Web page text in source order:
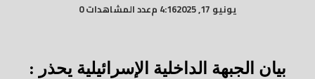
يونيو 17, 2025 4:16 م عدد المشاهدات 0
بيان الجبهة الداخلية الإسرائيلية يحذر :